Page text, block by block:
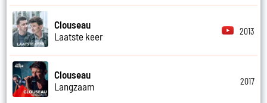
Clouseau
Laatste keer
2013
Clouseau
Langzaam
2017